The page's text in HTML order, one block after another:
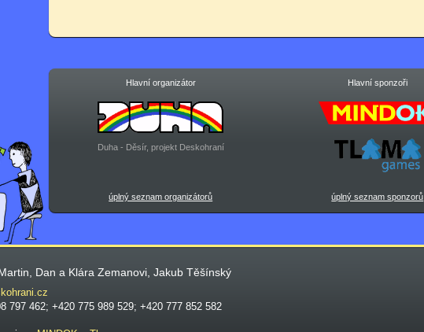
Hlavní organizátor Hlavní sponzoři
Duha - Děsír, projekt Deskohraní
úplný seznam organizátorů úplný seznam sponzorů
Dan a Klára Zemanovi, Jakub Těšínský
797 462; +420 775 989 529; +420 777 852 582